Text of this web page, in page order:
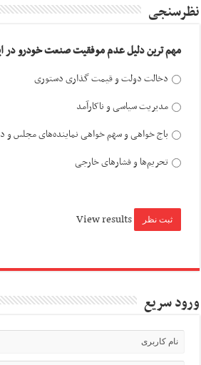
نظرسنجی
مهم ترین دلیل عدم موفقیت صنعت خودرو در
دخالت دولت و قیمت گذاری دستوری
مدیریت سیاسی و ناکارآمد
باج خواهی و سهم خواهی نماینده‌های مجلس و
تحریم‌ها و فشارهای خارجی
View results
ورود سریع